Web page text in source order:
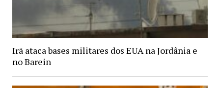
Irã ataca bases militares dos EUA na Jordânia e
no Barein